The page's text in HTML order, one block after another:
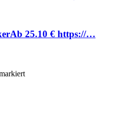
25.10 € https://…